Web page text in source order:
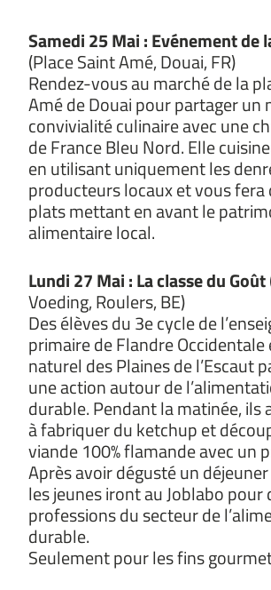
Samedi 25 Mai : Evénement de
(Place Saint Amé, Douai, FR)
Rendez-vous au marché de la
Amé de Douai pour partager un
convivialité culinaire avec une
de France Bleu Nord. Elle
en utilisant uniquement les
producteurs locaux et vous fera
plats mettant en avant le
alimentaire local.
Lundi 27 Mai : La classe du Goût
Voeding, Roulers, BE)
Des élèves du 3e cycle de
primaire de Flandre Occidentale
naturel des Plaines de l’Escaut
une action autour de
durable. Pendant la matinée,
à fabriquer du ketchup et
viande 100% flamande avec un
Après avoir dégusté un
les jeunes iront au Joblabo pour
professions du secteur de
durable.
Seulement pour les fins